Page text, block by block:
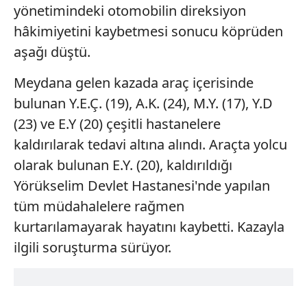
yönetimindeki otomobilin direksiyon
hâkimiyetini kaybetmesi sonucu köprüden
aşağı düştü.
Meydana gelen kazada araç içerisinde
bulunan Y.E.Ç. (19), A.K. (24), M.Y. (17), Y.D
(23) ve E.Y (20) çeşitli hastanelere
kaldırılarak tedavi altına alındı. Araçta yolcu
olarak bulunan E.Y. (20), kaldırıldığı
Yörükselim Devlet Hastanesi'nde yapılan
tüm müdahalelere rağmen
kurtarılamayarak hayatını kaybetti. Kazayla
ilgili soruşturma sürüyor.